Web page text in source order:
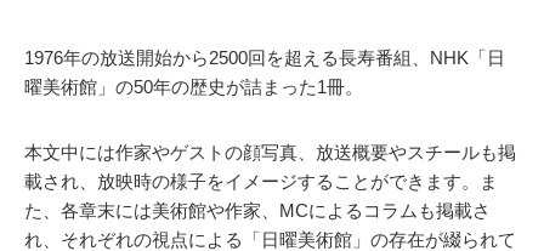
1976年の放送開始から2500回を超える長寿番組、NHK「日
曜美術館」の50年の歴史が詰まった1冊。
本文中には作家やゲストの顔写真、放送概要やスチールも掲
載され、放映時の様子をイメージすることができます。ま
た、各章末には美術館や作家、MCによるコラムも掲載さ
れ、それぞれの視点による「日曜美術館」の存在が綴られて